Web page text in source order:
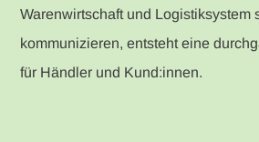
Warenwirtschaft und Logistiksystem
kommunizieren, entsteht eine
für Händler und Kund:innen.